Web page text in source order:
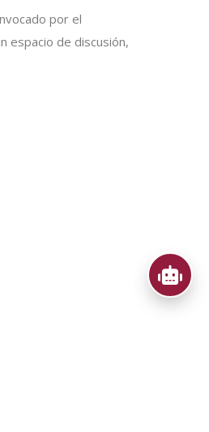
por el
espacio de discusión,